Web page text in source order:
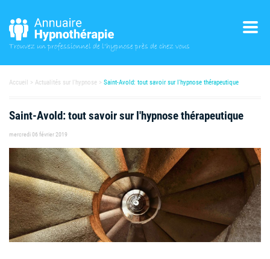
Trouvez un professionnelde l'hypnose près de chez vous
Accueil Actualités sur l'hypnose Saint-Avold: tout savoir sur l'hypnose thérapeutique
Saint-Avold: tout savoir sur l'hypnose thérapeutique
mercredi 06 février 2019